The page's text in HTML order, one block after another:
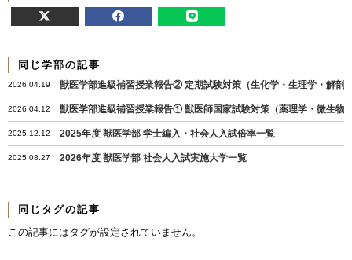
同じ学部の記事
2026.04.19 獣医学部進級補習授業報告② 定期試験対策（生化学・生理学・解剖
2026.04.12 獣医学部進級補習授業報告① 獣医師国家試験対策（薬理学・微生物
2025.12.12 2025年度 獣医学部 学士編入・社会人入試倍率一覧
2025.08.27 2026年度 獣医学部 社会人入試実施大学一覧
同じタグの記事
この記事にはタグが設定されていません。